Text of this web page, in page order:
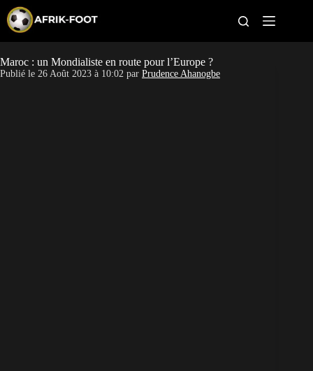
p
t
o
c
CAN féminine
Maroc : un Mondialiste en route pour l’Europe ?
Publié le 26 Août 2023 à 10:02 par Prudence Ahanogbe